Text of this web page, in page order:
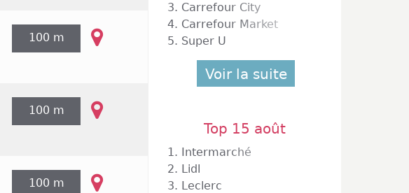
100 m
100 m
100 m
3. Carrefour City
4. Carrefour Market
5. Super U
Voir la suite
Top 15 août
1. Intermarché
2. Lidl
3. Leclerc